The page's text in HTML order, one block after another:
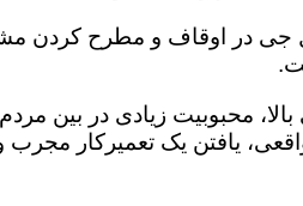
جی در اوقاف و مطرح کردن
محبوبیت زیادی در بین
یافتن یک تعمیرکار مجرب و